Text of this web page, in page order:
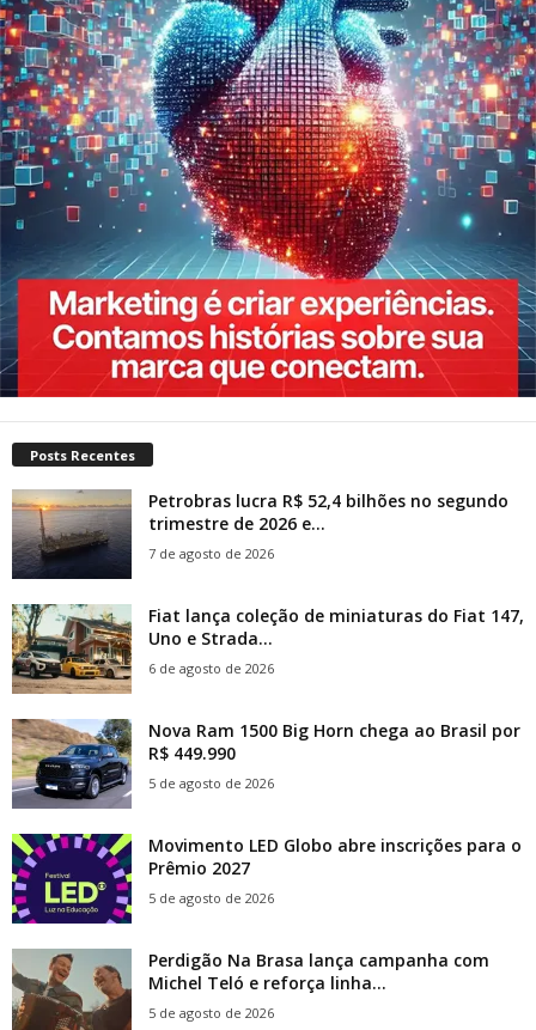
Posts Recentes
Petrobras lucra R$ 52,4 bilhões no segundo
trimestre de 2026 e...
7 de agosto de 2026
Fiat lança coleção de miniaturas do Fiat 147,
Uno e Strada...
6 de agosto de 2026
Nova Ram 1500 Big Horn chega ao Brasil por
R$ 449.990
5 de agosto de 2026
Movimento LED Globo abre inscrições para o
Prêmio 2027
5 de agosto de 2026
Perdigão Na Brasa lança campanha com
Michel Teló e reforça linha...
5 de agosto de 2026